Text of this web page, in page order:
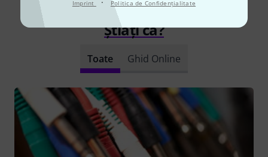
Imprint Politica de Confidenţialitate
Știați că?
Toate Ghid Online